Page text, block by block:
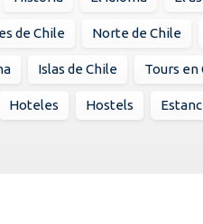
de Chile Norte de Chile
Islas de Chile Tours en
Hoteles Hostels